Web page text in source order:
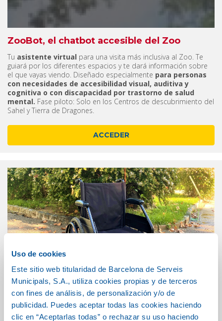
Uso de cookies
Este sitio web titularidad de Barcelona de Serveis
Municipals, S.A., utiliza cookies propias y de terceros
con fines de análisis, de personalización y/o de
publicidad. Puedes aceptar todas las cookies haciendo
clic en “Aceptarlas todas” o rechazar su uso haciendo
ZooBot, el chatbot accesible del Zoo
Tu asistente virtual para una visita más inclusiva al Zoo. Te
guiará por los diferentes espacios y te dará información sobre
el que vayas viendo. Diseñado especialmente para personas
con necesidades de accesibilidad visual, auditiva y
cognitiva o con discapacidad por trastorno de salud
mental. Fase piloto: Solo en los Centros de descubrimiento del
Sahel y Tierra de Dragones.
ACCEDER